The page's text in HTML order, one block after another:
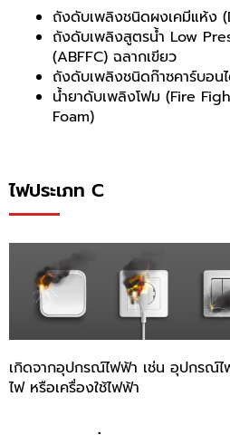
ถังดับเพลิงชนิดผงเคมีแห้ง
ถังดับเพลิงสูตรน้ำ Low
(ABFFC) ฉลากเขียว
ถังดับเพลิงชนิดก๊าซคาร์บอน
น้ำยาดับเพลิงโฟม (Fire
Foam)
ไฟประเภท C
เกิดจากอุปกรณ์ไฟฟ้า เช่น อุปกรณ์
ไฟ หรือเครื่องใช้ไฟฟ้า